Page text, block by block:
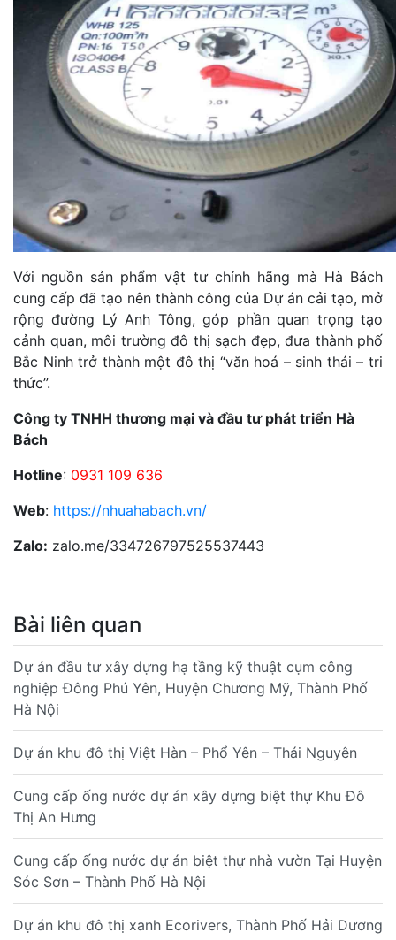
Với nguồn sản phẩm vật tư chính hãng mà Hà Bách
cung cấp đã tạo nên thành công của Dự án cải tạo, mở
rộng đường Lý Anh Tông, góp phần quan trọng tạo
cảnh quan, môi trường đô thị sạch đẹp, đưa thành phố
Bắc Ninh trở thành một đô thị “văn hoá – sinh thái – tri
thức”.
Công ty TNHH thương mại và đầu tư phát triển Hà
Bách
Hotline: 0931 109 636
Web: https://nhuahabach.vn/
Zalo: zalo.me/334726797525537443
Bài liên quan
Dự án đầu tư xây dựng hạ tầng kỹ thuật cụm công
nghiệp Đông Phú Yên, Huyện Chương Mỹ, Thành Phố
Hà Nội
Dự án khu đô thị Việt Hàn – Phổ Yên – Thái Nguyên
Cung cấp ống nước dự án xây dựng biệt thự Khu Đô
Thị An Hưng
Cung cấp ống nước dự án biệt thự nhà vườn Tại Huyện
Sóc Sơn – Thành Phố Hà Nội
Dự án khu đô thị xanh Ecorivers, Thành Phố Hải Dương